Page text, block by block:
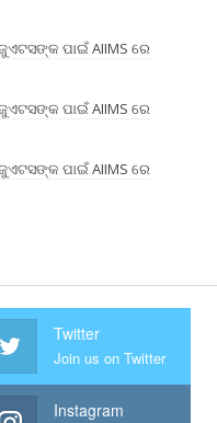
ପାଇଁ AIIMS ରେ
ପାଇଁ AIIMS ରେ
ପାଇଁ AIIMS ରେ
Twitter
Join us on Twitter
Instagram